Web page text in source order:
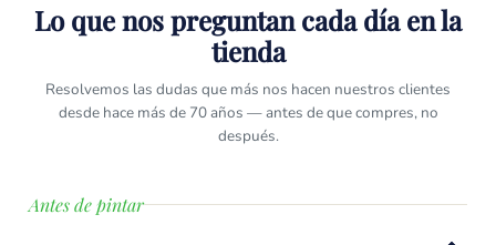
Lo que nos preguntan cada día en la
tienda
Resolvemos las dudas que más nos hacen nuestros clientes
desde hace más de 70 años — antes de que compres, no
después.
Antes de pintar